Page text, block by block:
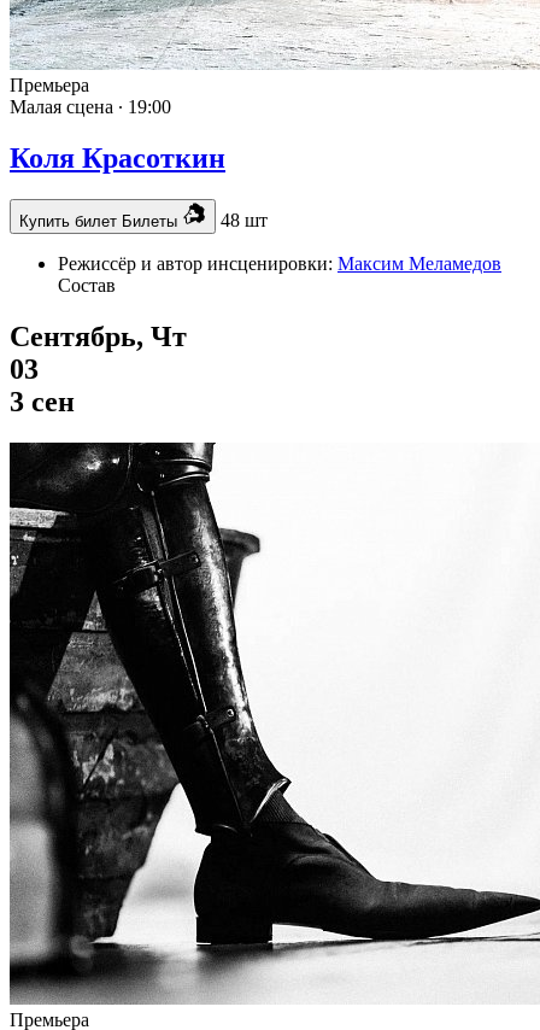
Премьера
Малая сцена ∙ 19:00
Коля Красоткин
Купить билет Билеты 48 шт
Режиссёр и автор инсценировки: Максим Меламедов
Состав
Сентябрь, Чт
03
3 сен
Премьера